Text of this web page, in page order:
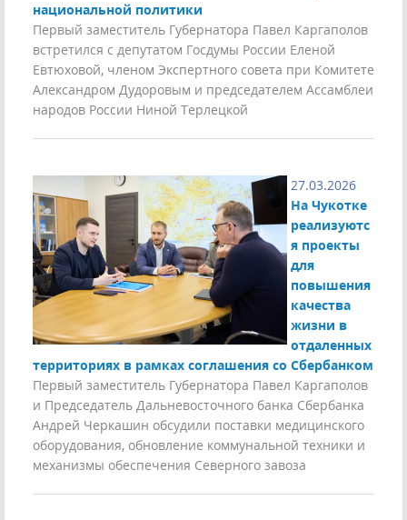
национальной политики
Первый заместитель Губернатора Павел Каргаполов
встретился с депутатом Госдумы России Еленой
Евтюховой, членом Экспертного совета при Комитете
Александром Дудоровым и председателем Ассамблеи
народов России Ниной Терлецкой
27.03.2026
На Чукотке
реализуютс
я проекты
для
повышения
качества
жизни в
отдаленных
территориях в рамках соглашения со Сбербанком
Первый заместитель Губернатора Павел Каргаполов
и Председатель Дальневосточного банка Сбербанка
Андрей Черкашин обсудили поставки медицинского
оборудования, обновление коммунальной техники и
механизмы обеспечения Северного завоза